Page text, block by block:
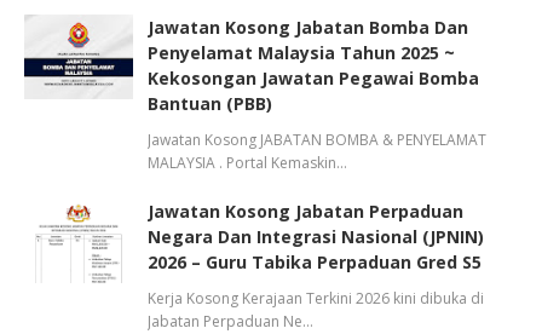
Jawatan Kosong Jabatan Bomba Dan
Penyelamat Malaysia Tahun 2025 ~
Kekosongan Jawatan Pegawai Bomba
Bantuan (PBB)
Jawatan Kosong JABATAN BOMBA & PENYELAMAT
MALAYSIA . Portal Kemaskin…
Jawatan Kosong Jabatan Perpaduan
Negara Dan Integrasi Nasional (JPNIN)
2026 – Guru Tabika Perpaduan Gred S5
Kerja Kosong Kerajaan Terkini 2026 kini dibuka di
Jabatan Perpaduan Ne…